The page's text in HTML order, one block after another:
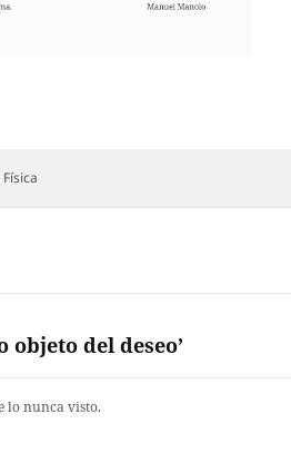
Etiquetas
Física
objeto del deseo’
lo nunca visto.